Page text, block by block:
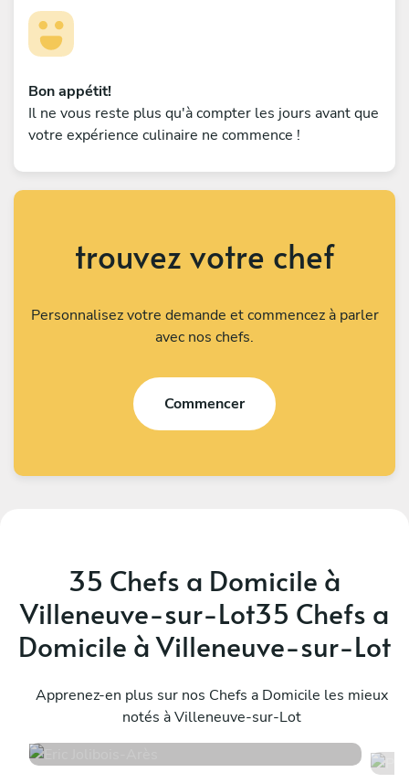
Bon appétit!
Il ne vous reste plus qu'à compter les jours avant que
votre expérience culinaire ne commence !
trouvez votre chef
Personnalisez votre demande et commencez à parler
avec nos chefs.
Commencer
35 Chefs a Domicile à
Villeneuve-sur-Lot35 Chefs a
Domicile à Villeneuve-sur-Lot
Apprenez-en plus sur nos Chefs a Domicile les mieux
notés à Villeneuve-sur-Lot
Arès
16 services